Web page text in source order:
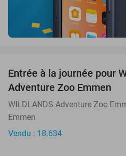
Entrée à la journée pour
Adventure Zoo Emmen
WILDLANDS Adventure Zoo
Emmen
Vendu : 18.634